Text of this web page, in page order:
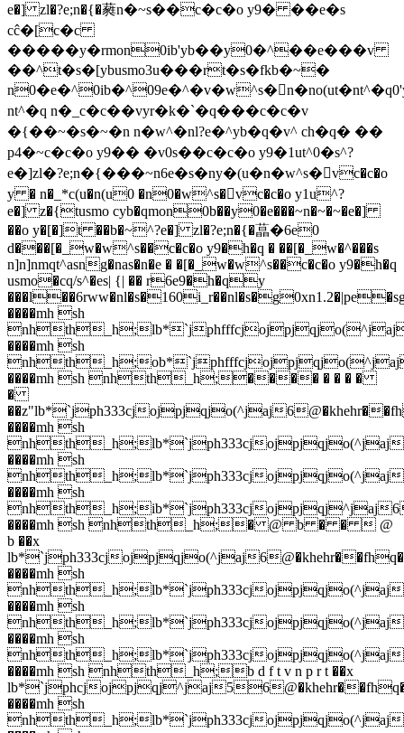
e�] zl�?e;n�{�蕤n�~s��c�c�o y9� ��e�s
cĉ�[c�c
�����y�rmon0ib'yb��y0�^��e���v
��^t�s�[ybusmo3u���rt�s�fkb�~�
nt^�q n�_c�c ��vyr�k�`�q���c�c�v
�{��~�s�~�n n�w^�nl?e�^yb�q �v^ ch�q� ��
p4�~c�c�o y9�� �v0s��c�c�o y9�1ut^0�s^?
e�] zl�?e;n�{���~n6e�s �ny�(u�n�w^s�vc�c�o
y � n�_*c(u�n(u0 �n0�w^s�vc�c�o y1u^?
e�] z�{tusmo cyb�qmon0b��y0�e���~n�~�~�e�]
��o y�[�]t ��b�~^?e�] zl�?e;n�{�蕌�6e0
d���[�_w�w^s��c�c�o y9�h�q � ��[�_w�^���s
n]n]nmqt^asng�nas�n�e � �[�_w�w^s��c�c�o y9�h�q
usmo�cq/s^�es| {| �� r6e9�h�qy
����mh sh
����mh sh
����mh sh nhth_h;���� � � � �
�
��z"lb*`jph333cjojpjqjo(^jaj
����mh sh
nhth_h;lb*`jph333cjojpjqjo(^jaj
����mh sh
nhth_h;lb*`jph333cjojpjqjo(^jaj
����mh sh
nhth_h;ib*`jph333cjojpjqj^jaj
����mh sh nhth_h;� @ b � �  @
b ��x
lb*`jph333cjojpjqjo(^jaj6@�khehr��fhq�
����mh sh
nhth_h;lb*`jph333cjojpjqjo(^jaj
����mh sh
nhth_h;lb*`jph333cjojpjqjo(^jaj
����mh sh
nhth_h;lb*`jph333cjojpjqjo(^jaj
����mh sh nhth_h;b d f t v n p r t ��x
lb*`jphcjojpjqj^jaj
����mh sh
nhth_h;lb*`jph333cjojpjqjo(^jaj